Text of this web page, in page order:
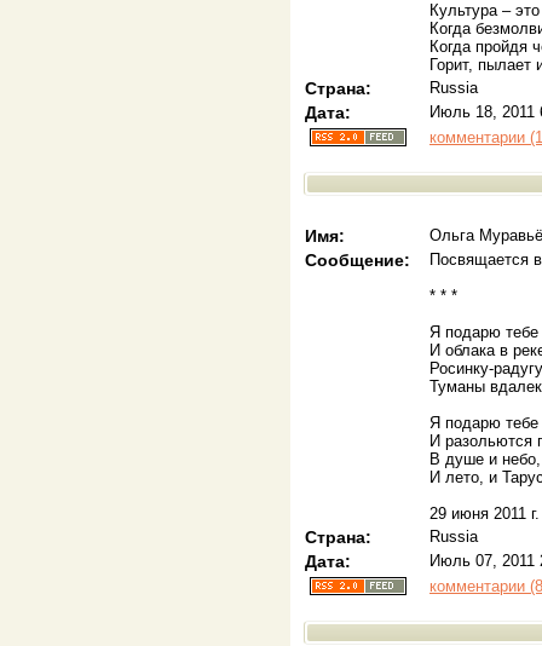
Культура –
Когда
Когда пройдя
Горит, пылает
Страна: Russia
Дата:
Июль 18, 2011
комментарии
Имя: Ольга
Сообщение:
Посвящается
* * *
Я подарю тебе
И облака в
Росинку-
Туманы
Я подарю тебе
И разольются
В душе и
И лето, и
29 июня 2011 г.
Страна: Russia
Дата:
Июль 07, 2011
комментарии